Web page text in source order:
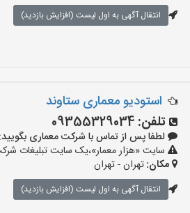
انتقال آگهی به اول لیست (افزایش بازدید)
استودیو معماری ستاوند
تلفن: 09355329034
لطفا پس از تماس با شرکت معماری بگویید: «آگهی
سایت «هزار معمار»،یک سایت تبلیغات
مکان:تهران - تهران
انتقال آگهی به اول لیست (افزایش بازدید)